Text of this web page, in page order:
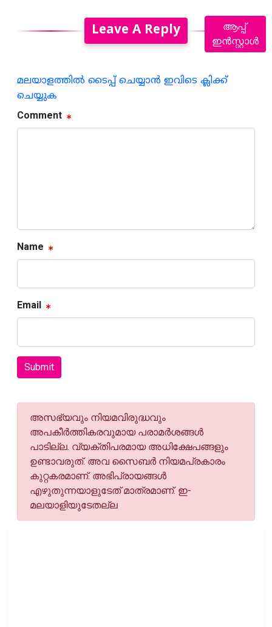
Leave A Reply
മലയാളത്തില്‍ ടൈപ്പ് ചെയ്യാന്‍ ഇവിടെ ക്ലിക്ക്
ചെയ്യുക
Comment
Name
Email
Submit
അസഭ്യവും നിയമവിരുദ്ധവും
അപകീര്‍ത്തികരവുമായ പരാമര്‍ശങ്ങള്‍
പാടില്ല. വ്യക്തിപരമായ അധിക്ഷേപങ്ങളും
ഉണ്ടാവരുത്. അവ സൈബര്‍ നിയമപ്രകാരം
കുറ്റകരമാണ്. അഭിപ്രായങ്ങള്‍
എഴുതുന്നയാളുടേത് മാത്രമാണ്. ഇ-
മലയാളിയുടേതല്ല
ആപ്പ്
ഇൻസ്റ്റാൾ